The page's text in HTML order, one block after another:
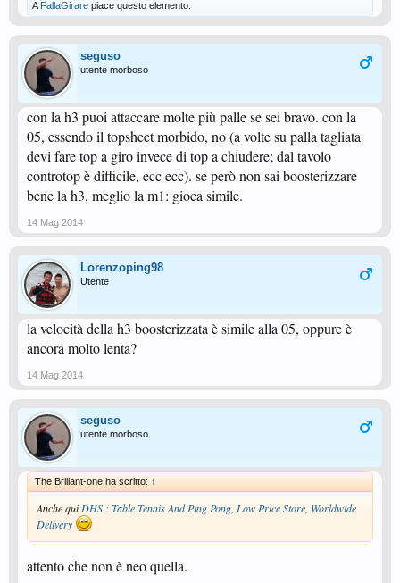
A FallaGirare piace questo elemento.
seguso
utente morboso
con la h3 puoi attaccare molte più palle se sei bravo. con la
05, essendo il topsheet morbido, no (a volte su palla tagliata
devi fare top a giro invece di top a chiudere; dal tavolo
controtop è difficile, ecc ecc). se però non sai boosterizzare
bene la h3, meglio la m1: gioca simile.
14 Mag 2014
Lorenzoping98
Utente
la velocità della h3 boosterizzata è simile alla 05, oppure è
ancora molto lenta?
14 Mag 2014
seguso
utente morboso
The Brillant-one ha scritto: ↑
Anche quiDHS : Table Tennis And Ping Pong, Low Price Store, Worldwide
Delivery
attento che non è neo quella.